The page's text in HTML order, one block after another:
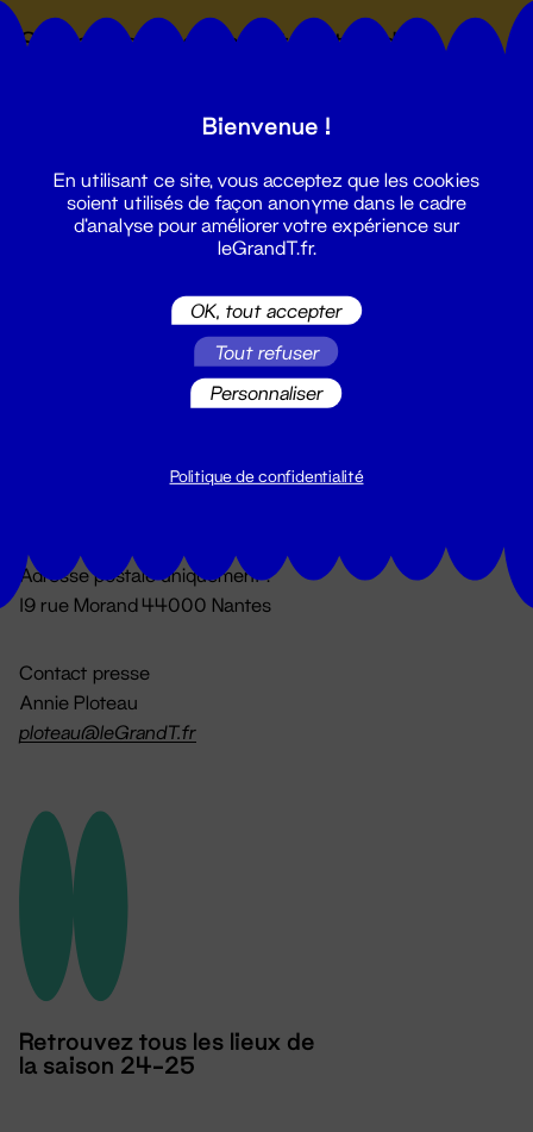
Suivez toutes les actualités du
Du lundi au vendredi 14h → 18h
Adresse postale uniquement :
19 rue Morand 44000 Nantes
Contact presse
Annie Ploteau
ploteau@leGrandT.fr
Retrouvez tous les lieux de
la saison 24-25
Bienvenue !
En utilisant ce site, vous acceptez que les cookies
soient utilisés de façon anonyme dans le cadre
d'analyse pour améliorer votre expérience sur
leGrandT.fr.
OK, tout accepter
Tout refuser
Personnaliser
Politique de confidentialité